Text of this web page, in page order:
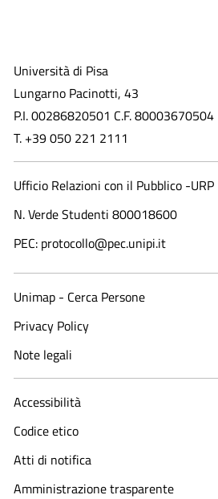
Università di Pisa
Lungarno Pacinotti, 43
P.I. 00286820501 C.F. 80003670504
T. +39 050 221 2111
Ufficio Relazioni con il Pubblico -URP
N. Verde Studenti 800018600​
PEC: protocollo@pec.unipi.it
Unimap - Cerca Persone
Privacy Policy
Note legali
Accessibilità
Codice etico
Atti di notifica
Amministrazione trasparente